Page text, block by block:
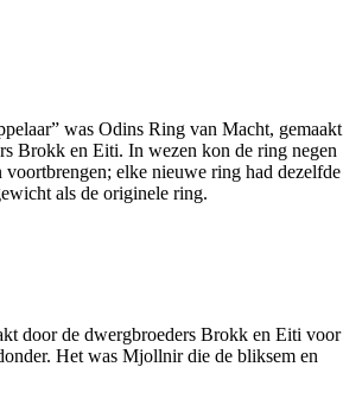
was Odins Ring van Macht, gemaakt
Brokk en Eiti. In wezen kon de ring negen
voortbrengen; elke nieuwe ring had dezelfde
als de originele ring.
door de dwergbroeders Brokk en Eiti voor
Het was Mjollnir die de bliksem en